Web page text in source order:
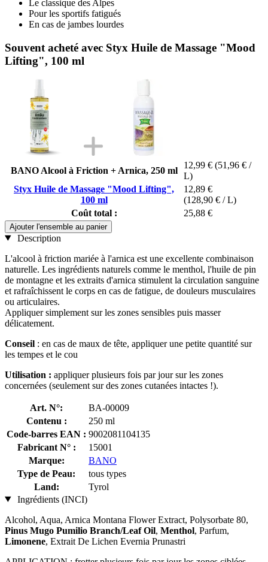
Le classique des Alpes
Pour les sportifs fatigués
En cas de jambes lourdes
Souvent acheté avec Styx Huile de Massage "Mood
Lifting", 100 ml
BANO Alcool à Friction + Arnica, 250 ml
12,99 € (51,96 € /
L)
Styx Huile de Massage "Mood Lifting",
100 ml
12,89 €
(128,90 € / L)
Coût total :
25,88 €
Ajouter l'ensemble au panier
Description
L'alcool à friction mariée à l'arnica est une excellente combinaison
naturelle. Les ingrédients naturels comme le menthol, l'huile de pin
de montagne et les extraits d'arnica stimulent la circulation sanguine
et rafraîchissent le corps en cas de fatigue, de douleurs musculaires
ou articulaires.
Appliquer simplement sur les zones sensibles puis masser
délicatement.
Conseil : en cas de maux de tête, appliquer une petite quantité sur
les tempes et le cou
Utilisation : appliquer plusieurs fois par jour sur les zones
concernées (seulement sur des zones cutanées intactes !).
Art. N°:
BA-00009
Contenu :
250 ml
Code-barres EAN : 9002081104135
Fabricant N° :
15001
Marque:
BANO
Type de Peau:
tous types
Land:
Tyrol
Ingrédients (INCI)
Alcohol, Aqua, Arnica Montana Flower Extract, Polysorbate 80,
Pinus Mugo Pumilio Branch/Leaf Oil, Menthol, Parfum,
Limonene, Extrait De Lichen Evernia Prunastri